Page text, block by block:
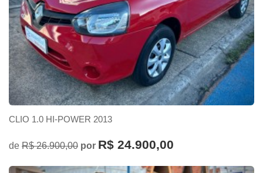
CLIO 1.0 HI-POWER 2013
de R$ 26.900,00 por R$ 24.900,00